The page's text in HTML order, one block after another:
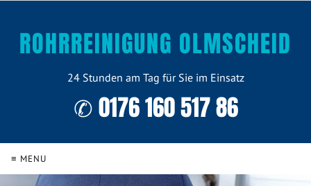
ROHRREINIGUNG OLMSCHEID
24 Stunden am Tag für Sie im Einsatz
✆ 0176 160 517 86
≡ MENU